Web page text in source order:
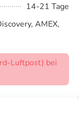
14-21 Tage
AMEX,
Luftpost) bei